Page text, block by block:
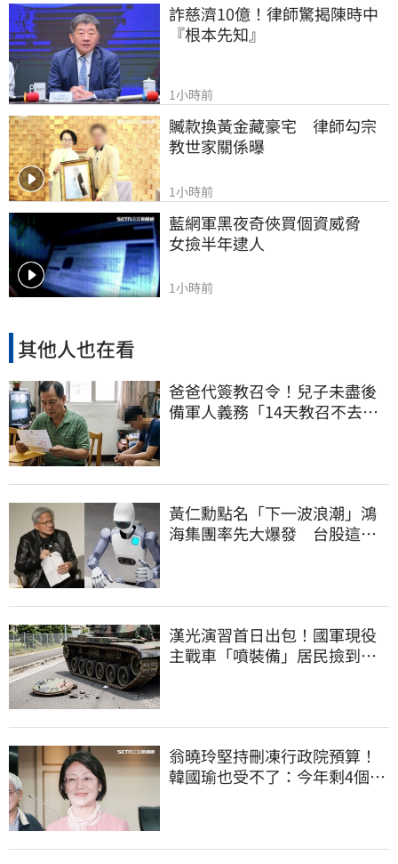
詐慈濟10億！律師驚揭陳時中
『根本先知』
1小時前
贓款換黃金藏豪宅　律師勾宗
教世家關係曝
1小時前
藍網軍黑夜奇俠買個資威脅
女撿半年逮人
1小時前
其他人也在看
爸爸代簽教召令！兒子未盡後
備軍人義務「14天教召不去」
黃仁勳點名「下一波浪潮」鴻
海集團率先大爆發 台股這族
漢光演習首日出包！國軍現役
主戰車「噴裝備」居民撿到零
翁曉玲堅持刪凍行政院預算！
韓國瑜也受不了：今年剩4個月